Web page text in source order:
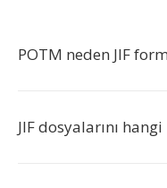
POTM neden JIF
JIF dosyalarını